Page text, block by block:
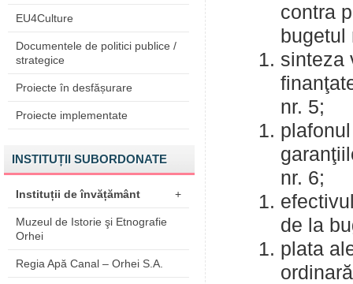
EU4Culture
Documentele de politici publice /
strategice
Proiecte în desfășurare
Proiecte implementate
INSTITUȚII SUBORDONATE
Instituții de învățământ +
Muzeul de Istorie şi Etnografie
Orhei
Regia Apă Canal – Orhei S.A.
contra
bugetul
sinteza
nr. 5;
nr. 6;
de la
plata